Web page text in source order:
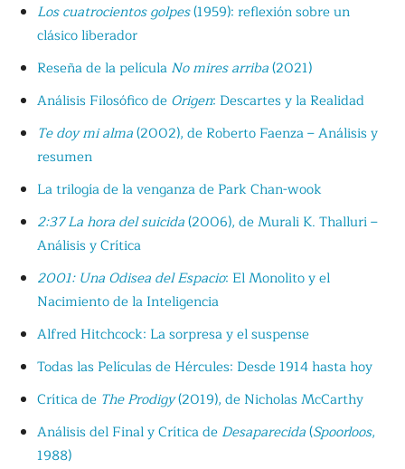
Los cuatrocientos golpes(1959): reflexión sobre un
clásico liberador
Reseña de la película No mires arriba(2021)
Análisis Filosófico de Origen: Descartes y la Realidad
Te doy mi alma(2002), de Roberto Faenza – Análisis y
resumen
La trilogía de la venganza de Park Chan-wook
2:37 La hora del suicida(2006), de Murali K. Thalluri –
Análisis y Crítica
2001: Una Odisea del Espacio: El Monolito y el
Nacimiento de la Inteligencia
Alfred Hitchcock: La sorpresa y el suspense
Todas las Películas de Hércules: Desde 1914 hasta hoy
Crítica de The Prodigy(2019), de Nicholas McCarthy
Análisis del Final y Crítica de Desaparecida(Spoorloos,
1988)